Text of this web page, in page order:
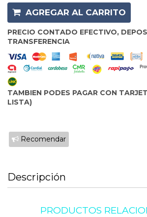
AGREGAR AL CARRITO
PRECIO CONTADO EFECTIVO,
TRANSFERENCIA
TAMBIEN PODES PAGAR CON
LISTA)
Recomendar
Descripción
PRODUCTOS